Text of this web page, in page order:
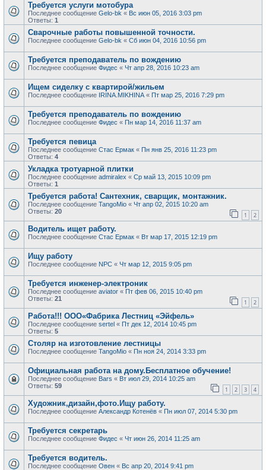
Требуется услуги мотобура
Последнее сообщение Gelo-bk « Вс июн 05, 2016 3:03 pm
Ответы: 1
Сварочные работы повышенной точности.
Последнее сообщение Gelo-bk « Сб июн 04, 2016 10:56 pm
Требуется преподаватель по вождению
Последнее сообщение Фидес « Чт апр 28, 2016 10:23 am
Ищем сиделку с квартирой/жильем
Последнее сообщение IRINA.MIKHINA « Пт мар 25, 2016 7:29 pm
Требуется преподаватель по вождению
Последнее сообщение Фидес « Пн мар 14, 2016 11:37 am
Требуется певица
Последнее сообщение Стас Ермак « Пн янв 25, 2016 11:23 pm
Ответы: 4
Укладка тротуарной плитки
Последнее сообщение admiralex « Ср май 13, 2015 10:09 pm
Ответы: 1
Требуется работа! Сантехник, сварщик, монтажник.
Последнее сообщение TangoMio « Чт апр 02, 2015 10:20 am
Ответы: 20 1 2
Водитель ищет работу.
Последнее сообщение Стас Ермак « Вт мар 17, 2015 12:19 pm
Ищу работу
Последнее сообщение NPC « Чт мар 12, 2015 9:05 pm
Требуется инженер-электроник
Последнее сообщение aviator « Пт фев 06, 2015 10:40 pm
Ответы: 21 1 2
Работа!!! ООО«Фабрика Лестниц «Эйфель»
Последнее сообщение sertel « Пт дек 12, 2014 10:45 pm
Ответы: 5
Столяр на изготовление лестницы
Последнее сообщение TangoMio « Пн ноя 24, 2014 3:33 pm
Официальная работа на дому.Бесплатное обучение!
Последнее сообщение Bars « Вт июл 29, 2014 10:25 am
Ответы: 59 1 2 3 4
Художник,дизайн,фото.Ищу работу.
Последнее сообщение Александр Котенёв « Пн июл 07, 2014 5:30 pm
Требуется секретарь
Последнее сообщение Фидес « Чт июн 26, 2014 11:25 am
Требуется водитель.
Последнее сообщение Овен « Вс апр 20, 2014 9:41 pm